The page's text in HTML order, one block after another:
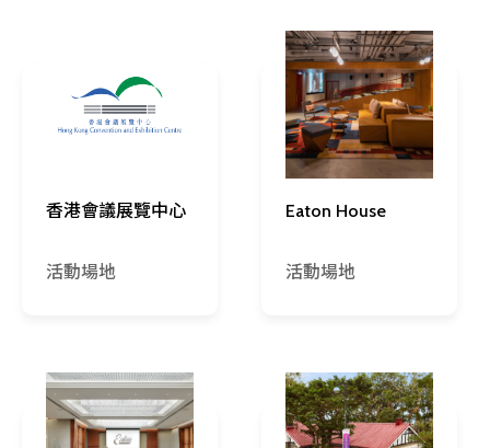
香港會議展覽中心
活動場地
Eaton House
活動場地